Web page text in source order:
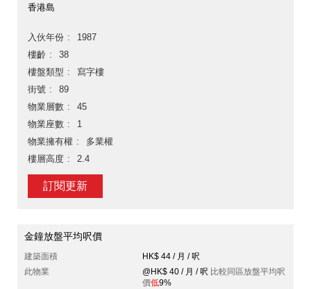
香港島
入伙年份
1987
樓齡
38
樓盤類型
寫字樓
街號
89
物業層數
45
物業座數
1
物業擁有權
多業權
樓層高度
2.4
訂閱更新
金鐘放盤平均呎價
建築面積
HK$ 44 / 月 / 呎
此物業
@HK$ 40 / 月 / 呎 比較同區放盤平均呎
價低9%